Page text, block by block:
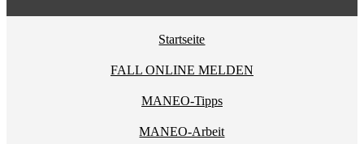
Startseite
FALL ONLINE MELDEN
MANEO-Tipps
MANEO-Arbeit